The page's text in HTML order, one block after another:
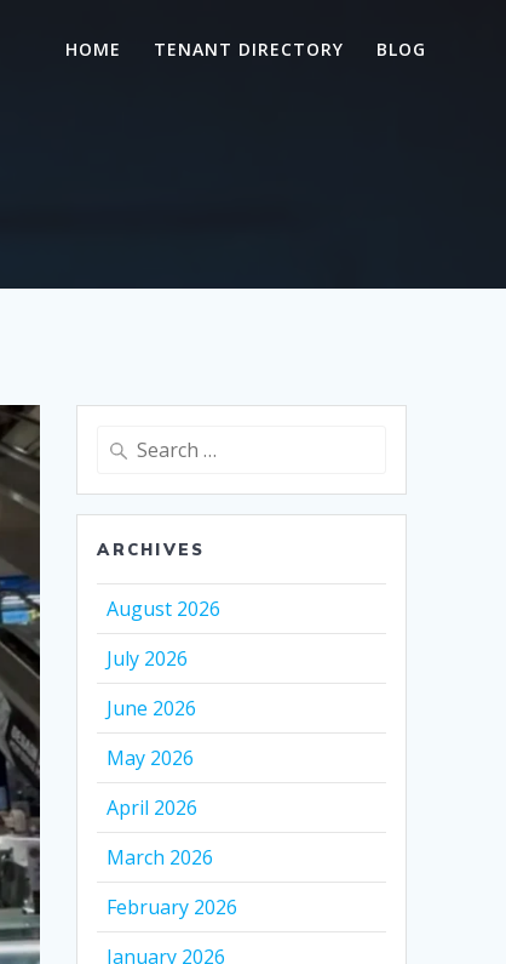
HOME TENANT DIRECTORY BLOG
Search
ARCHIVES
August 2026
July 2026
June 2026
May 2026
April 2026
March 2026
February 2026
January 2026